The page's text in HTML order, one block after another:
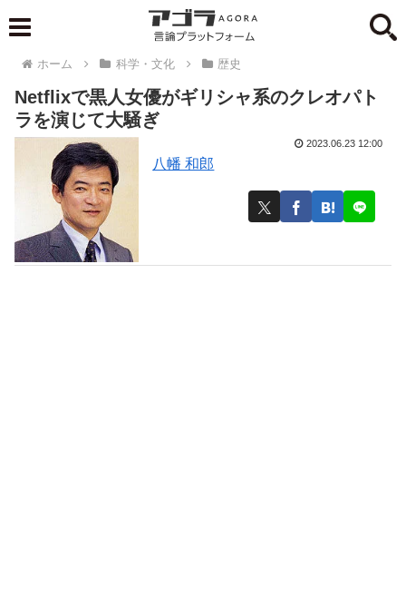
ホーム 科学・文化 歴史
Netflixで黒人女優がギリシャ系のクレオパト
ラを演じて大騒ぎ
八幡 和郎
2023.06.23 12:00